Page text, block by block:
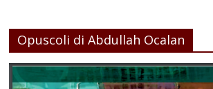
Opuscoli di Abdullah Ocalan